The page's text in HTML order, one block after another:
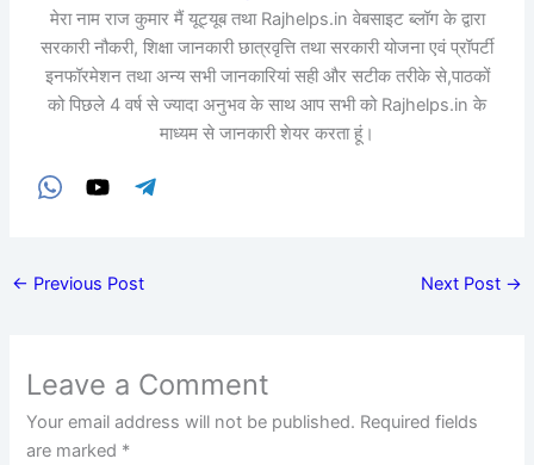
मेरा नाम राज कुमार मैं यूट्यूब तथा Rajhelps.in वेबसाइट ब्लॉग के द्वारा
सरकारी नौकरी, शिक्षा जानकारी छात्रवृत्ति तथा सरकारी योजना एवं प्रॉपर्टी
इनफॉरमेशन तथा अन्य सभी जानकारियां सही और सटीक तरीके से,पाठकों
को पिछले 4 वर्ष से ज्यादा अनुभव के साथ आप सभी को Rajhelps.in के
माध्यम से जानकारी शेयर करता हूं।
← Previous Post Next Post →
Leave a Comment
Your email address will not be published. Required fields
are marked *